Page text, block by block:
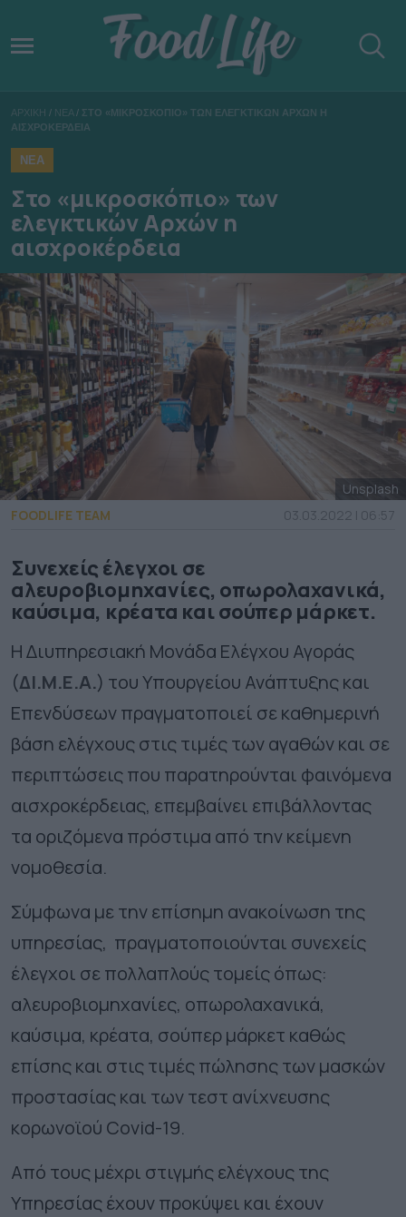
ΑΡΧΙΚΗ / ΝΕΑ / ΣΤΟ «ΜΙΚΡΟΣΚΟΠΙΟ» ΤΩΝ ΕΛΕΓΚΤΙΚΩΝ ΑΡΧΩΝ Η
ΑΙΣΧΡΟΚΕΡΔΕΙΑ
ΝΕΑ
Στο «μικροσκόπιο» των
ελεγκτικών Αρχών η
αισχροκέρδεια
Unsplash
FOODLIFE TEAM
03.03.2022 | 06:57
Συνεχείς έλεγχοι σε
αλευροβιομηχανίες, οπωρολαχανικά,
καύσιμα, κρέατα και σούπερ μάρκετ.
H Διυπηρεσιακή Μονάδα Ελέγχου Αγοράς
(ΔΙ.Μ.Ε.Α.) του Υπουργείου Ανάπτυξης και
Επενδύσεων πραγματοποιεί σε καθημερινή
βάση ελέγχους στις τιμές των αγαθών και σε
περιπτώσεις που παρατηρούνται φαινόμενα
αισχροκέρδειας, επεμβαίνει επιβάλλοντας
τα οριζόμενα πρόστιμα από την κείμενη
νομοθεσία.
Σύμφωνα με την επίσημη ανακοίνωση της
υπηρεσίας, πραγματοποιούνται συνεχείς
έλεγχοι σε πολλαπλούς τομείς όπως:
αλευροβιομηχανίες, οπωρολαχανικά,
καύσιμα, κρέατα, σούπερ μάρκετ καθώς
επίσης και στις τιμές πώλησης των μασκών
προστασίας και των τεστ ανίχνευσης
κορωνοϊού Covid-19.
Από τους μέχρι στιγμής ελέγχους της
Υπηρεσίας έχουν προκύψει και έχουν